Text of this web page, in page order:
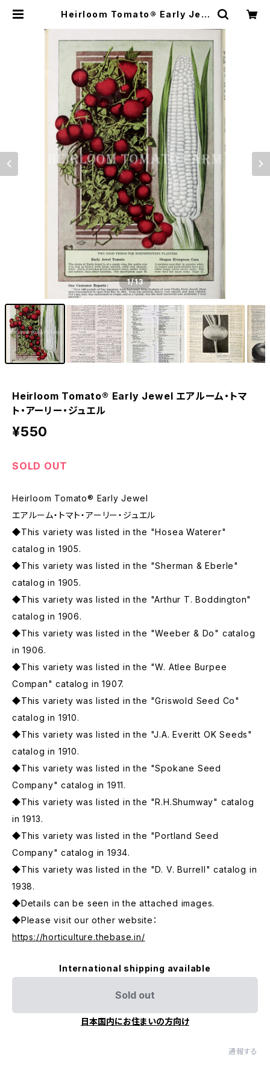
Heirloom Tomato® Early Jew
1/13
Heirloom Tomato® Early Jewel エアルーム・トマ
ト・アーリー・ジュエル
¥550
SOLD OUT
Heirloom Tomato® Early Jewel
エアルーム・トマト・アーリー・ジュエル
◆This variety was listed in the "Hosea Waterer"
catalog in 1905.
◆This variety was listed in the "Sherman & Eberle"
catalog in 1905.
◆This variety was listed in the "Arthur T. Boddington"
catalog in 1906.
◆This variety was listed in the "Weeber & Do" catalog
in 1906.
◆This variety was listed in the "W. Atlee Burpee
Compan" catalog in 1907.
◆This variety was listed in the "Griswold Seed Co"
catalog in 1910.
◆This variety was listed in the "J.A. Everitt OK Seeds"
catalog in 1910.
◆This variety was listed in the "Spokane Seed
Company" catalog in 1911.
◆This variety was listed in the "R.H.Shumway" catalog
in 1913.
◆This variety was listed in the "Portland Seed
Company" catalog in 1934.
◆This variety was listed in the "D. V. Burrell" catalog in
1938.
◆Details can be seen in the attached images.
◆Please visit our other website：
https://horticulture.thebase.in/
International shipping available
Sold out
日本国内にお住まいの方向け
通報する